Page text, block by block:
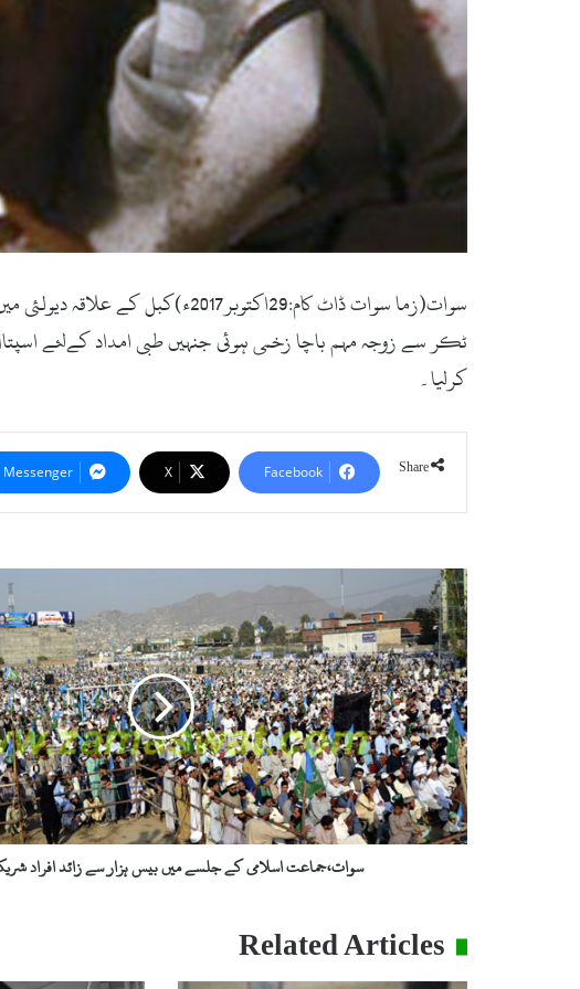
سوات(زما سوات ڈاٹ
ٹکر سے زوجہ مہم باچا زخمی ہوئی جنہیں طبی امداد کےلئے
کرلیا۔
Share
Facebook
X
Messenger
س
و
ا
ت
،
ج
م
ا
ع
ت
ا
س
ک
ے
سوات،جماعت اسلامی کے جلسے میں بیس ہزار سے زائد افراد
Related Articles